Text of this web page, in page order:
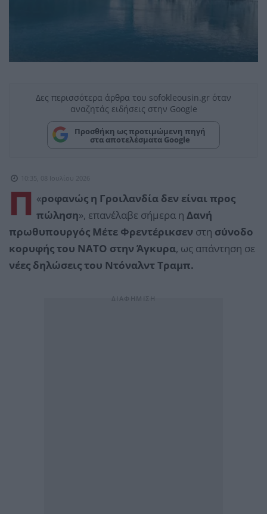
Δες περισσότερα άρθρα του sofokleousin.gr όταν
αναζητάς ειδήσεις στην Google
Προσθήκη ως προτιμώμενη πηγή
στα αποτελέσματα Google
10:35, 08 Ιουλίου 2026
«
Π
ροφανώς η Γροιλανδία δεν είναι προς
πώληση», επανέλαβε σήμερα η Δανή
πρωθυπουργός Μέτε Φρεντέρικσεν στη σύνοδο
κορυφής του ΝΑΤΟ στην Άγκυρα, ως απάντηση σε
νέες δηλώσεις του Ντόναλντ Τραμπ.